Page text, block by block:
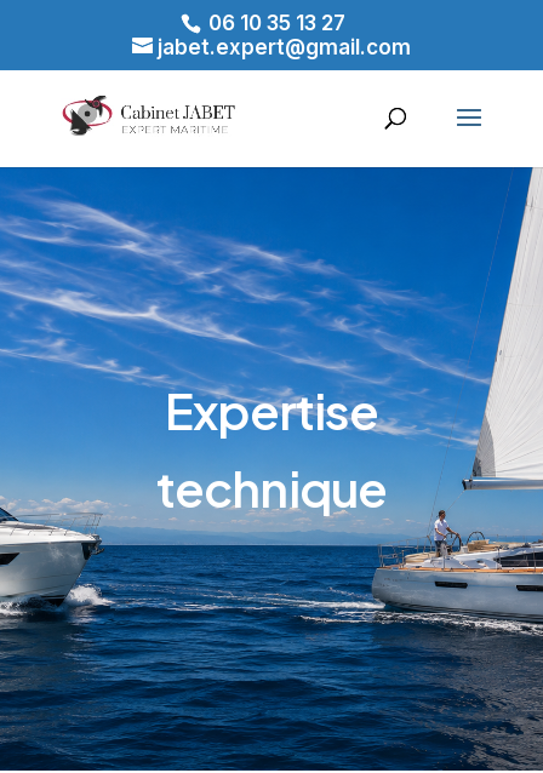
06 10 35 13 27
jabet.expert@gmail.com
Expertise
technique